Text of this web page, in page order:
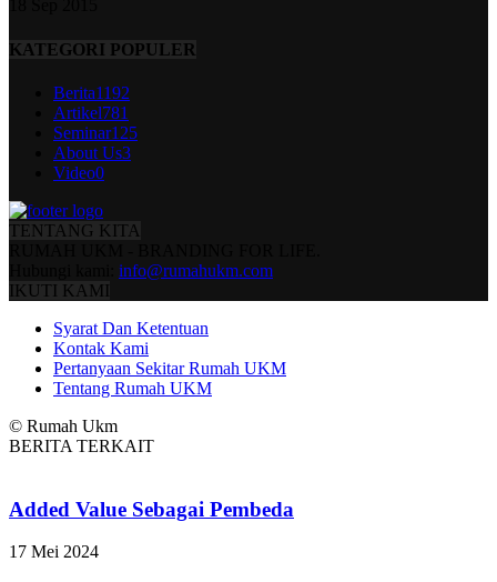
KATEGORI POPULER
Berita1192
Artikel781
Seminar125
About Us3
Video0
TENTANG KITA
info@rumahukm.com
IKUTI KAMI
Syarat Dan Ketentuan
Kontak Kami
Pertanyaan Sekitar Rumah UKM
Tentang Rumah UKM
© Rumah Ukm
BERITA TERKAIT
Added Value Sebagai Pembeda
17 Mei 2024